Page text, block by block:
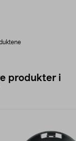
produkter i